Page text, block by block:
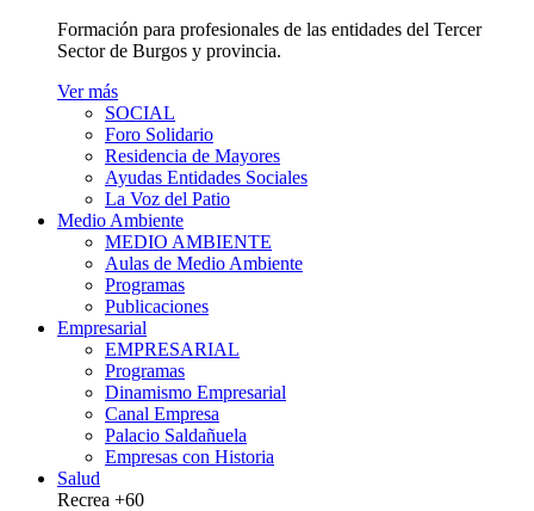
Formación para profesionales de las entidades del Tercer
Sector de Burgos y provincia.
Ver más
SOCIAL
Foro Solidario
Residencia de Mayores
Ayudas Entidades Sociales
La Voz del Patio
Medio Ambiente
MEDIO AMBIENTE
Aulas de Medio Ambiente
Programas
Publicaciones
Empresarial
EMPRESARIAL
Programas
Dinamismo Empresarial
Canal Empresa
Palacio Saldañuela
Empresas con Historia
Salud
Recrea +60